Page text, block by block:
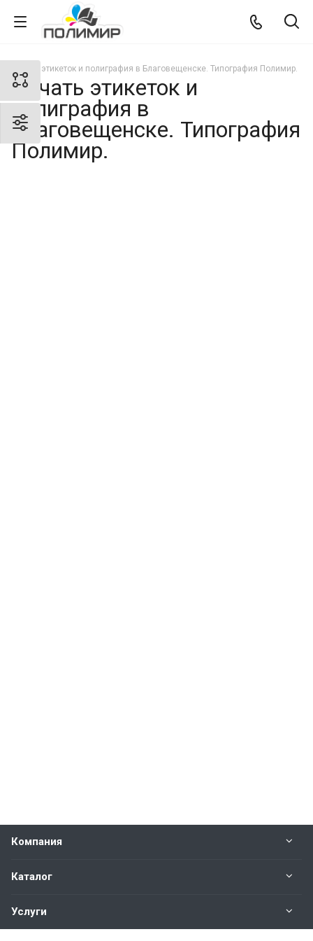
Печать этикеток и полиграфия в Благовещенске. Типография Полимир.
Печать этикеток и
полиграфия в
Благовещенске. Типография
Полимир.
Компания
Каталог
Услуги